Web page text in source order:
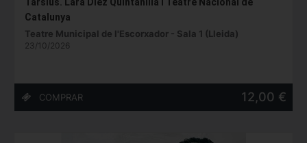
Catalunya
Teatre Municipal de l'Escorxador - Sala 1 (Lleida)
23/10/2026
12,00 €